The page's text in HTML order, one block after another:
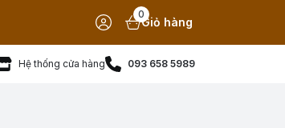
0
Giỏ hàng
Hệ thống cửa hàng 093 658 5989